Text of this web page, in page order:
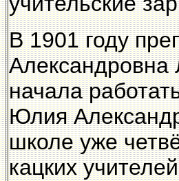
В 1901 году
Александровна
начала
Юлия
школе уже
кацких